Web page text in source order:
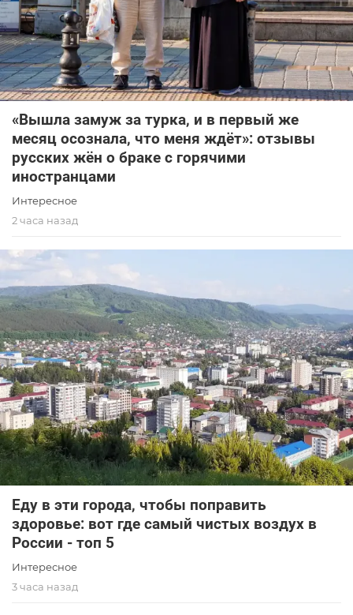
«Вышла замуж за турка, и в первый же
месяц осознала, что меня ждёт»: отзывы
русских жён о браке с горячими
иностранцами
Интересное
2 часа назад
Еду в эти города, чтобы поправить
здоровье: вот где самый чистых воздух в
России - топ 5
Интересное
3 часа назад